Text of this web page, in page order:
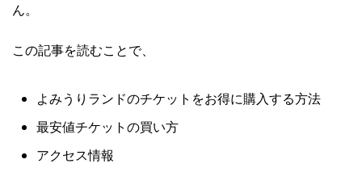
ん。
この記事を読むことで、
よみうりランドのチケットをお得に購入する方法
最安値チケットの買い方
アクセス情報